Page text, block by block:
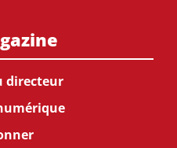
directeur